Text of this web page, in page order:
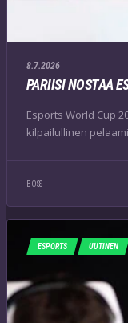
8.7.2026
PARIISI NOSTAA
Esports World Cup
kilpailullinen
BOSS
ESPORTS UUTINEN